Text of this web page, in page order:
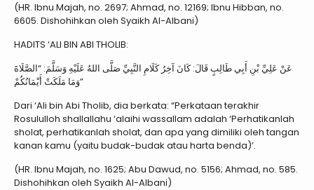
(HR. Ibnu Majah, no. 2697; Ahmad, no. 12169; Ibnu Hibban, no.
6605. Dishohihkan oleh Syaikh Al-Albani)
HADITS ‘ALI BIN ABI THOLIB:
عَنْ عَلِيِّ بْنِ أَبِي طَالِبٍ قَالَ: كَانَ آخِرُ كَلَامِ النَّبِيِّ صَلَّى اللهُ عَلَيْهِ وَسَلَّمَ: “الصَّلَاةَ
وَمَا مَلَكَتْ أَيْمَانُكُمْ”
Dari ‘Ali bin Abi Tholib, dia berkata: “Perkataan terakhir
Rosululloh shallallahu ‘alaihi wassallam adalah ‘Perhatikanlah
sholat, perhatikanlah sholat, dan apa yang dimiliki oleh tangan
kanan kamu (yaitu budak-budak atau harta benda)’.
(HR. Ibnu Majah, no. 1625; Abu Dawud, no. 5156; Ahmad, no. 585.
Dishohihkan oleh Syaikh Al-Albani)